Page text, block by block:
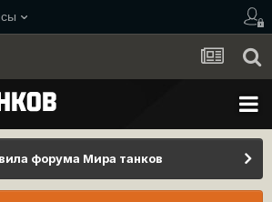
форума Мира танков